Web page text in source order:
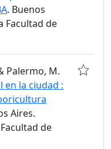
. Buenos
Facultad de
Palermo, M.
en la ciudad :
Aires.
de